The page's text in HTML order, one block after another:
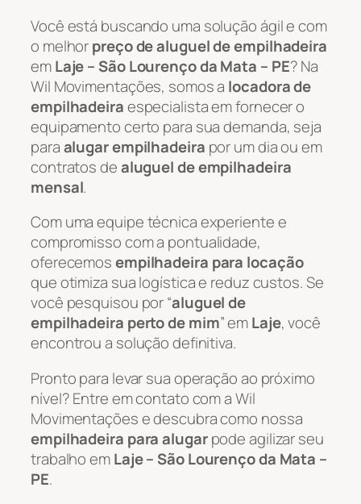
Você está buscando uma solução ágil e com
o melhorpreço de aluguel de empilhadeira
emLaje – São Lourenço da Mata – PE? Na
Wil Movimentações, somos a locadora de
empilhadeiraespecialista em fornecer o
equipamento certo para sua demanda, seja
paraalugar empilhadeira por um dia ou em
contratos dealuguel de empilhadeira
mensal.
Com uma equipe técnica experiente e
compromisso com a pontualidade,
oferecemosempilhadeira para locação
que otimiza sua logística e reduz custos. Se
você pesquisou por “aluguel de
empilhadeira perto de mim” emLaje, você
encontrou a solução definitiva.
Pronto para levar sua operação ao próximo
nível? Entre em contato com a Wil
Movimentações e descubra como nossa
empilhadeira para alugarpode agilizar seu
trabalho emLaje – São Lourenço da Mata –
PE.